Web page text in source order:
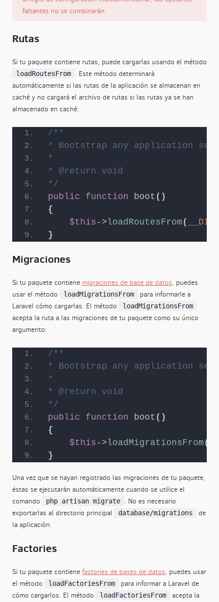
faltantes no se combinarán.
Rutas
Si tu paquete contiene rutas, puede cargarlas usando el método
loadRoutesFrom . Este método determinará
automáticamente si las rutas de la aplicación se almacenan en
caché y no cargará el archivo de rutas si las rutas ya se han
almacenado en caché:
/**
* Bootstrap any application
*
* @return void
*/
public
function boot ()
{
$this -> loadRoutesFrom (
}
Migraciones
Si tu paquete contiene migraciones de base de datos, puedes
usar el método
loadMigrationsFrom
para informarle a
Laravel cómo cargarlas. El método
loadMigrationsFrom
acepta la ruta a las migraciones de tu paquete como su único
argumento:
/**
* Bootstrap any application
*
* @return void
*/
public
function boot ()
{
$this -> loadMigrationsFrom (
}
Una vez que se hayan registrado las migraciones de tu paquete,
éstas se ejecutarán automáticamente cuando se utilice el
comando
php artisan migrate . No es necesario
exportarlas al directorio principal
database/migrations
de
la aplicación.
Factories
Si tu paquete contiene factories de bases de datos, puedes usar
el método
loadFactoriesFrom
para informar a Laravel de
cómo cargarlos. El método
loadFactoriesFrom
acepta la